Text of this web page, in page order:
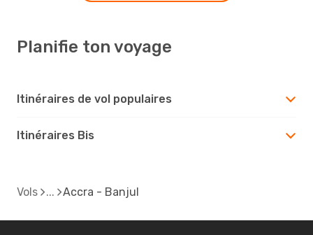
Planifie ton voyage
Itinéraires de vol populaires
Itinéraires Bis
Vols Accra - Banjul